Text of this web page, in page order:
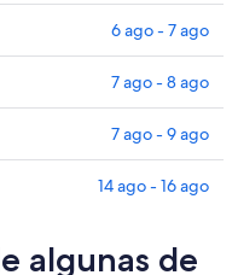
6 ago - 7 ago
7 ago - 8 ago
7 ago - 9 ago
14 ago - 16 ago
algunas de